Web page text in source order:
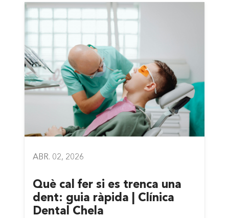
ABR. 02, 2026
Què cal fer si es trenca una
dent: guia ràpida | Clínica
Dental Chela